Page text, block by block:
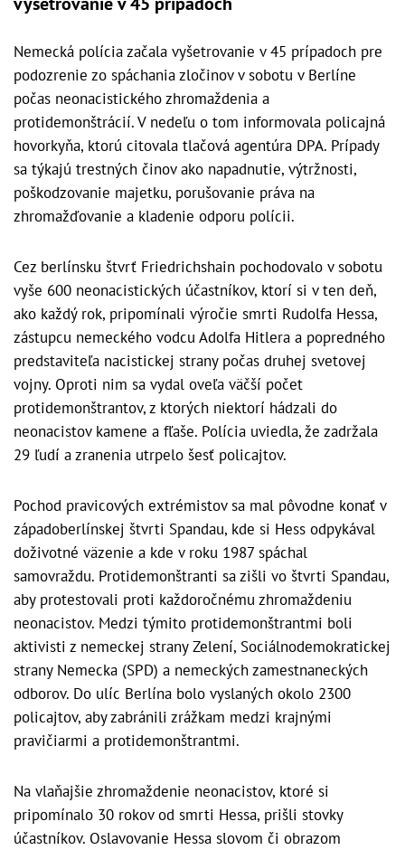
Nemecká polícia začala vyšetrovanie v 45 prípadoch pre
podozrenie zo spáchania zločinov v sobotu v Berlíne
počas neonacistického zhromaždenia a
protidemonštrácií. V nedeľu o tom informovala policajná
hovorkyňa, ktorú citovala tlačová agentúra DPA. Prípady
sa týkajú trestných činov ako napadnutie, výtržnosti,
poškodzovanie majetku, porušovanie práva na
zhromažďovanie a kladenie odporu polícii.
Cez berlínsku štvrť Friedrichshain pochodovalo v sobotu
vyše 600 neonacistických účastníkov, ktorí si v ten deň,
ako každý rok, pripomínali výročie smrti Rudolfa Hessa,
zástupcu nemeckého vodcu Adolfa Hitlera a popredného
predstaviteľa nacistickej strany počas druhej svetovej
vojny. Oproti nim sa vydal oveľa väčší počet
protidemonštrantov, z ktorých niektorí hádzali do
neonacistov kamene a fľaše. Polícia uviedla, že zadržala
29 ľudí a zranenia utrpelo šesť policajtov.
Pochod pravicových extrémistov sa mal pôvodne konať v
západoberlínskej štvrti Spandau, kde si Hess odpykával
doživotné väzenie a kde v roku 1987 spáchal
samovraždu. Protidemonštranti sa zišli vo štvrti Spandau,
aby protestovali proti každoročnému zhromaždeniu
neonacistov. Medzi týmito protidemonštrantmi boli
aktivisti z nemeckej strany Zelení, Sociálnodemokratickej
strany Nemecka (SPD) a nemeckých zamestnaneckých
odborov. Do ulíc Berlína bolo vyslaných okolo 2300
policajtov, aby zabránili zrážkam medzi krajnými
pravičiarmi a protidemonštrantmi.
Na vlaňajšie zhromaždenie neonacistov, ktoré si
pripomínalo 30 rokov od smrti Hessa, prišli stovky
účastníkov. Oslavovanie Hessa slovom či obrazom